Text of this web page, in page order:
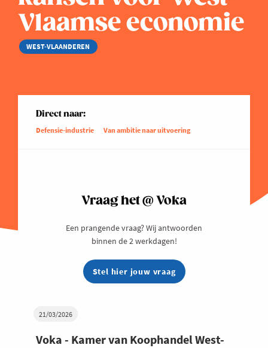
Vlaamse economie
WEST-VLAANDEREN
Direct naar:
Defensie-industrie Van ambitie naar uitvoering
21/03/2026
Voka - Kamer van Koophandel West-
Vraag het @ Voka
Een prangende vraag? Wij antwoorden
binnen de 2 werkdagen!
Stel hier jouw vraag